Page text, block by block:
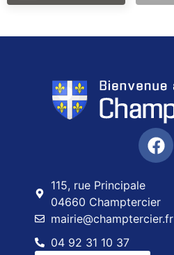
115, rue Principale
04660 Champtercier
mairie@champtercier.fr
04 92 31 10 37